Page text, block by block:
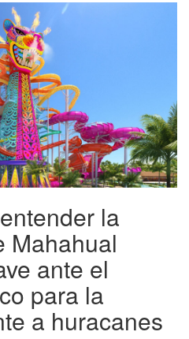
la
Mahahual
ante el
para la
a huracanes